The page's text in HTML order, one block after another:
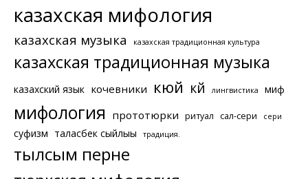
казахская мифология
казахская музыка казахская традиционная культура
казахская традиционная музыка
казахский язык кочевники кюй күй лингвистика миф
мифология прототюрки ритуал сал-сери сери
суфизм таласбек сыйлығы традиция.
тылсым перне